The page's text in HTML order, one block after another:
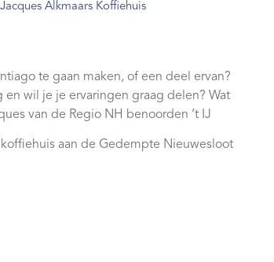
Alkmaars Koffiehuis
te gaan maken, of een deel ervan?
wil je je ervaringen graag delen? Wat
van de Regio NH benoorden ‘t IJ
aan de Gedempte Nieuwesloot